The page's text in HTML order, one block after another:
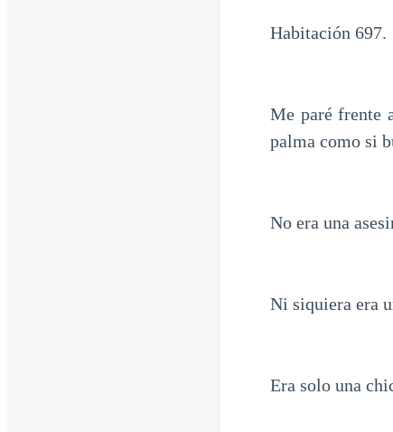
Habitación 697.
Me paré frente
palma como si
No era una
Ni siquiera era
Era solo una